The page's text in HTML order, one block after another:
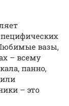
вазы,
– всему
панно,
– это